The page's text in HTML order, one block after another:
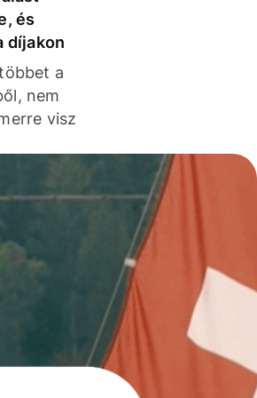
és
díjakon
a
nem
visz